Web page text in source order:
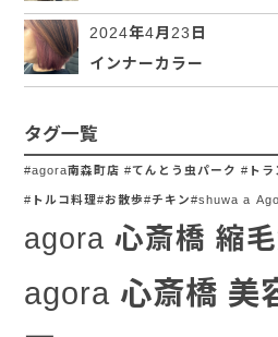
2024年4月23日
インナーカラー
タグ一覧
#agora南森町店 #てんとう虫パーク #トラ
#トルコ料理#お散歩#チキン#shuwa a
agora 心斎橋 縮
agora 心斎橋 美